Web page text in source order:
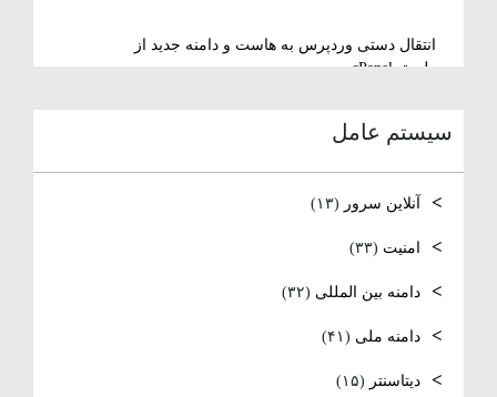
انتقال دستی وردپرس به هاست و دامنه جدید از
طریق cPanel
سیستم عامل
آنلاین سرور (۱۳)
امنیت(۳۳)
دامنه بین المللی(۳۲)
دامنه ملی(۴۱)
دیتاسنتر(۱۵)